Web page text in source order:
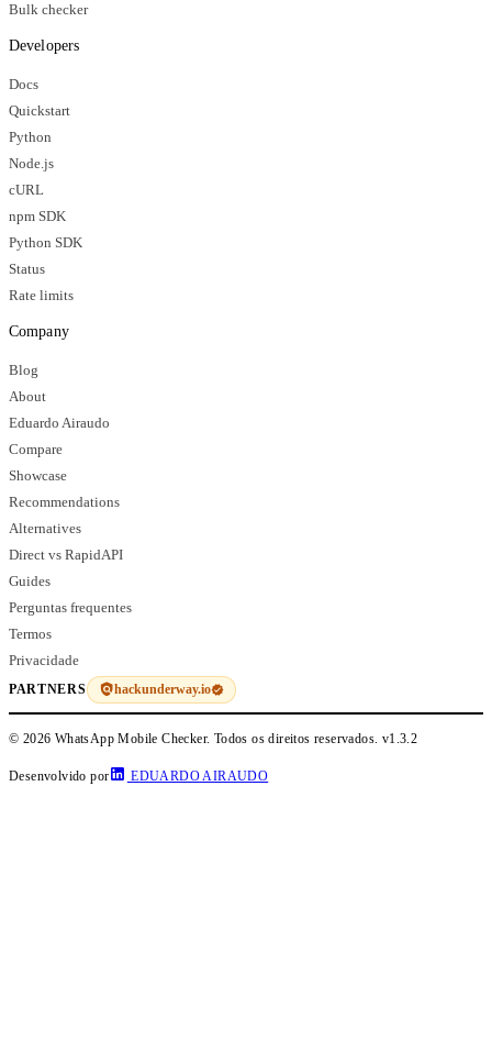
Bulk checker
Developers
Docs
Quickstart
Python
Node.js
cURL
npm SDK
Python SDK
Status
Rate limits
Company
Blog
About
Eduardo Airaudo
Compare
Showcase
Recommendations
Alternatives
Direct vs RapidAPI
Guides
Perguntas frequentes
Termos
Privacidade
PARTNERS hackunderway.io
© 2026 WhatsApp Mobile Checker. Todos os direitos reservados. v1.3.2
Desenvolvido por EDUARDO AIRAUDO